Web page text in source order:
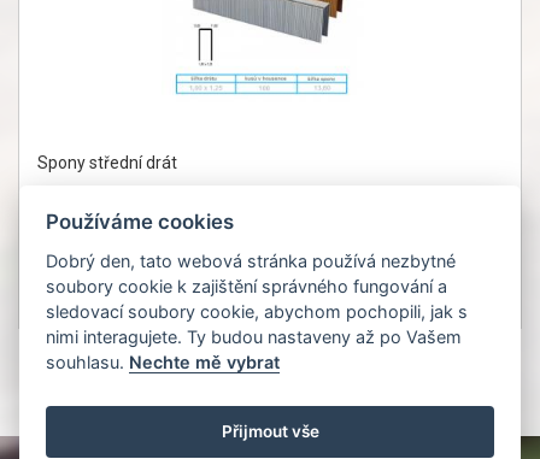
Spony střední drát
Detail
1 053Kč
bez DPH 870 Kč
1
Používáme cookies
Dobrý den, tato webová stránka používá nezbytné
soubory cookie k zajištění správného fungování a
sledovací soubory cookie, abychom pochopili, jak s
nimi interagujete. Ty budou nastaveny až po Vašem
souhlasu. Nechte mě vybrat
Přijmout vše